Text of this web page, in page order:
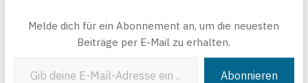
Melde dich für ein Abonnement an, um die neuesten
Beiträge per E-Mail zu erhalten.
Abonnieren